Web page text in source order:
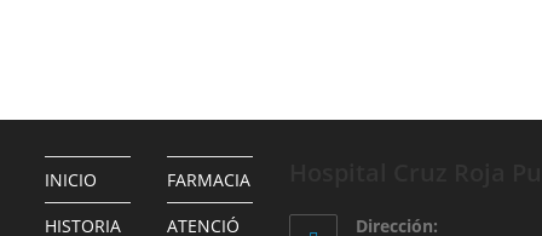
INICIO
HISTORIA
FARMACIA
ATENCIÓ
Dirección: